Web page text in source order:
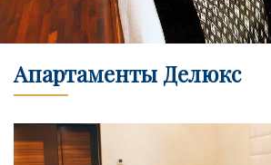
Апартаменты Делюкс